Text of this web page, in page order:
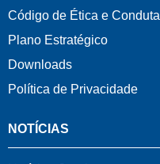
Código de Ética e Conduta
Plano Estratégico
Downloads
Política de Privacidade
NOTÍCIAS